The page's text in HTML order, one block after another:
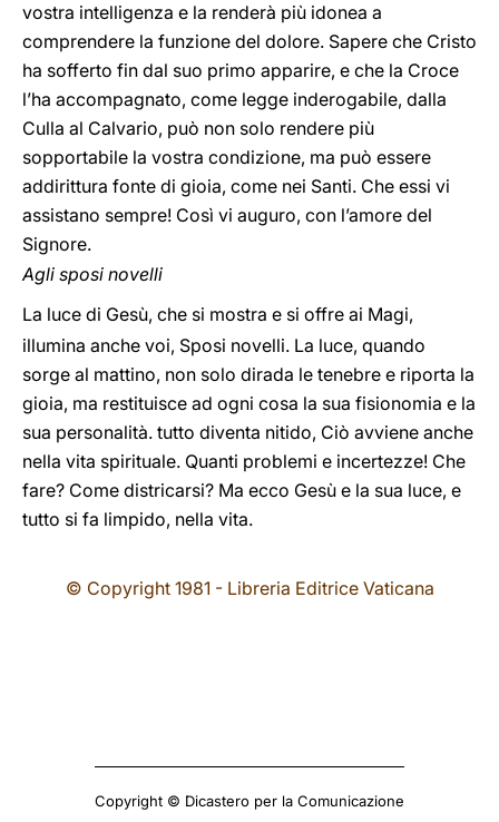
vostra intelligenza e la renderà più idonea a
comprendere la funzione del dolore. Sapere che Cristo
ha sofferto fin dal suo primo apparire, e che la Croce
l’ha accompagnato, come legge inderogabile, dalla
Culla al Calvario, può non solo rendere più
sopportabile la vostra condizione, ma può essere
addirittura fonte di gioia, come nei Santi. Che essi vi
assistano sempre! Così vi auguro, con l’amore del
Signore.
Agli sposi novelli
La luce di Gesù, che si mostra e si offre ai Magi,
illumina anche voi, Sposi novelli. La luce, quando
sorge al mattino, non solo dirada le tenebre e riporta la
gioia, ma restituisce ad ogni cosa la sua fisionomia e la
sua personalità. tutto diventa nitido, Ciò avviene anche
nella vita spirituale. Quanti problemi e incertezze! Che
fare? Come districarsi? Ma ecco Gesù e la sua luce, e
tutto si fa limpido, nella vita.
© Copyright 1981 - Libreria Editrice Vaticana
Copyright © Dicastero per la Comunicazione